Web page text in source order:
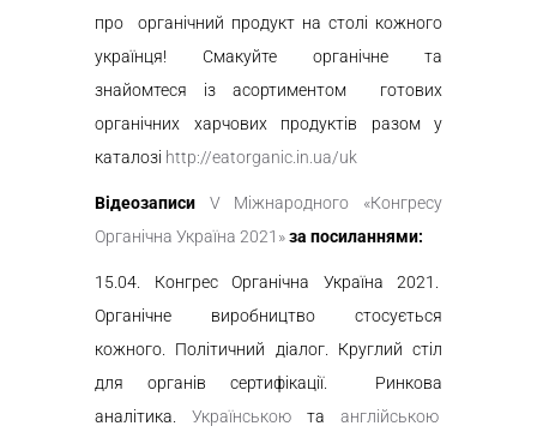
про органічний продукт на столі кожного
українця! Смакуйте органічне та
знайомтеся із асортиментом готових
органічних харчових продуктів разом у
каталозі http://eatorganic.in.ua/uk
Відеозаписи V Міжнародного «Конгресу
Органічна Україна 2021»за посиланнями:
15.04 Конгрес Органічна Україна 2021
Органічне виробництво стосується
кожного. Політичний діалог. Круглий стіл
для органів сертифікації. Ринкова
аналітика. Українською та англійською